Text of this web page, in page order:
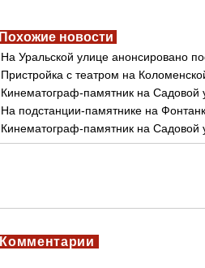
Похожие новости
На Уральской улице анонсировано
Пристройка с театром на
Кинематограф-памятник на Садовой
На подстанции-памятнике на
Кинематограф-памятник на Садовой
Комментарии